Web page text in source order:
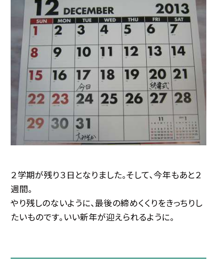
２学期が残り３日となりました。そして、今年もあと２
週間。
やり残しのないように、最後の締めくくりをきっちりし
たいものです。いい新年が迎えられるように。